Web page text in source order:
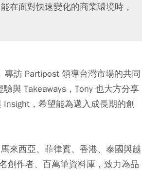
在面對快速變化的商業環境時，
專訪 Partipost 領導台灣市場的共同
與 Takeaways，Tony 也大方分享
，希望能為邁入成長期的創
來西亞、菲律賓、香港、泰國與越
創作者、百萬筆資料庫，致力為品